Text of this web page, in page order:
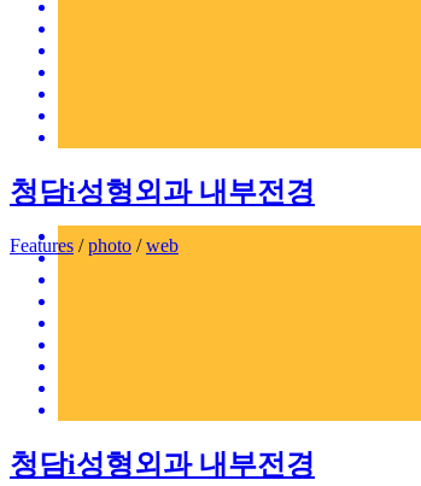
청담i성형외과 내부전경
Features /photo /web
청담i성형외과 내부전경